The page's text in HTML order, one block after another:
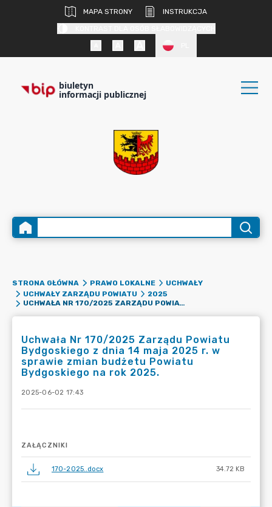
MAPA STRONY
INSTRUKCJA
biuletyn
informacji publicznej
STRONA GŁÓWNA PRAWO LOKALNE
UCHWAŁY
UCHWAŁY ZARZĄDU POWIATU
2025
UCHWAŁA NR 170/2025 ZARZĄDU POWIATU BYDGOSKIEGO Z DNIA 14 MAJA 2025 R. W SPRAWIE ZMIAN BUDŻETU POWIATU BYDGOSKIEGO NA ROK 2025.
Uchwała Nr 170/2025 Zarządu Powiatu
Bydgoskiego z dnia 14 maja 2025 r. w
sprawie zmian budżetu Powiatu
Bydgoskiego na rok 2025.
2025-06-02 17:43
ZAŁĄCZNIKI
170-2025..docx 34.72 KB